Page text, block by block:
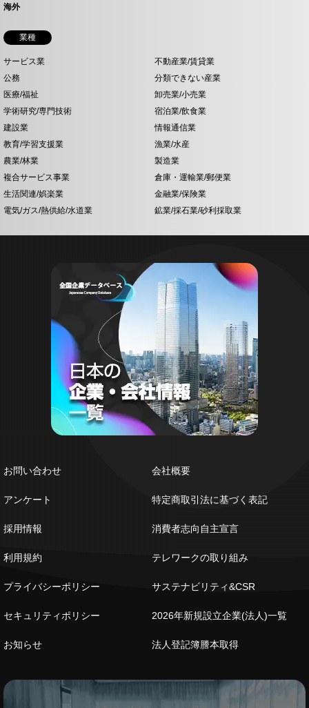
海外
業種
サービス業
不動産業/賃貸業
公務
分類できない産業
医療/福祉
卸売業/小売業
学術研究/専門技術
宿泊業/飲食業
建設業
情報通信業
教育/学習支援業
漁業/水産
農業/林業
製造業
複合サービス事業
倉庫・運輸業/郵便業
生活関連/娯楽業
金融業/保険業
電気/ガス/熱供給/水道業
鉱業/採石業/砂利採取業
お問い合わせ
アンケート
採用情報
利用規約
プライバシーポリシー
セキュリティポリシー
お知らせ
会社概要
特定商取引法に基づく表記
消費者志向自主宣言
テレワークの取り組み
サステナビリティ&CSR
2026年新規設立企業(法人)一覧
法人登記簿謄本取得